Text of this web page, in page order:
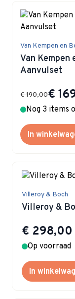
Van Kempen en
Van Kempen
Aanvulset
Special
€
€ 190,00
Nog 3 items
In
Villeroy & Boch
Villeroy &
€ 298,00
Op voorraad
In